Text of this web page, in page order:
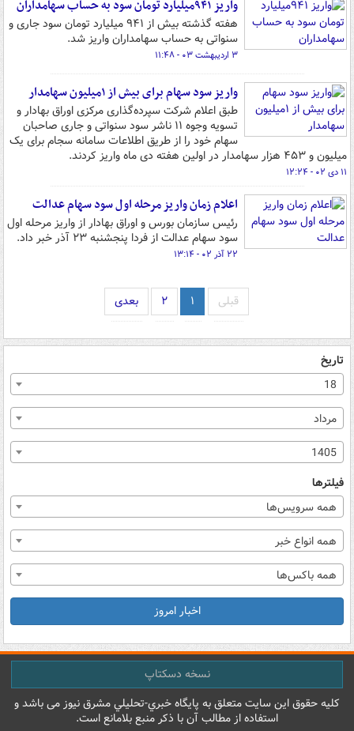
واریز ۹۴۱میلیارد تومان سود به حساب سهامداران
هفته گذشته بیش از ۹۴۱ میلیارد تومان سود جاری و
سنواتی به حساب سهامداران واریز شد.
۳ اردیبهشت ۰۳ - ۱۱:۴۸
واریز سود سهام برای بیش از ۱میلیون سهامدار
طبق اعلام شرکت سپرده‌گذاری مرکزی اوراق بهادار و
تسویه وجوه ۱۱ ناشر سود سنواتی و جاری صاحبان
سهام خود را از طریق اطلاعات سامانه سجام برای یک
میلیون و ۴۵۳ هزار سهامدار در اولین هفته دی ماه واریز کردند.
۱۱ دی ۰۲ - ۱۲:۲۴
اعلام زمان واریز مرحله اول سود سهام عدالت
رئیس سازمان بورس و اوراق بهادار از واریز مرحله اول
سود سهام عدالت از فردا پنجشنبه ۲۳ آذر خبر داد.
۲۲ آذر ۰۲ - ۱۳:۱۴
قبلی ۱ ۲ بعدی
تاریخ
18
مرداد
1405
فیلترها
همه سرویس‌ها
همه انواع خبر
همه باکس‌ها
اخبار امروز
نسخه دسکتاپ
کليه حقوق اين سايت متعلق به پایگاه خبري-تحليلي مشرق نيوز می باشد و
استفاده از مطالب آن با ذکر منبع بلامانع است.